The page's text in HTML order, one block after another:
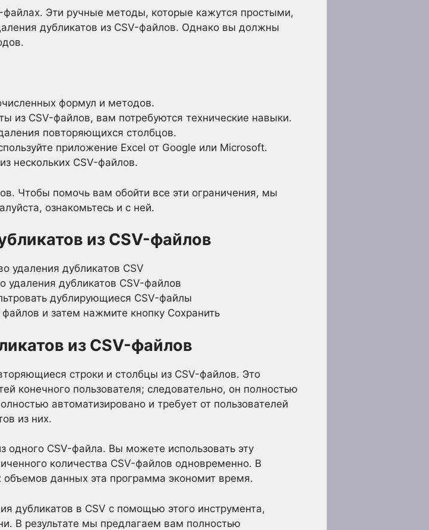
Эти ручные методы, которые кажутся простыми,
дубликатов из CSV-файлов. Однако вы должны
формул и методов.
из CSV-файлов, вам потребуются технические навыки.
повторяющихся столбцов.
приложение Excel от Google или Microsoft.
нескольких CSV-файлов.
Чтобы помочь вам обойти все эти ограничения, мы
ознакомьтесь и с ней.
из CSV-файлов
удаления дубликатов CSV
удаления дубликатов CSV-файлов
дублирующиеся CSV-файлы
и затем нажмите кнопку Сохранить
из CSV-файлов
строки и столбцы из CSV-файлов. Это
конечного пользователя; следовательно, он полностью
автоматизировано и требует от пользователей
из них.
одного CSV-файла. Вы можете использовать эту
количества CSV-файлов одновременно. В
объемов данных эта программа экономит время.
дубликатов в CSV с помощью этого инструмента,
В результате мы предлагаем вам полностью